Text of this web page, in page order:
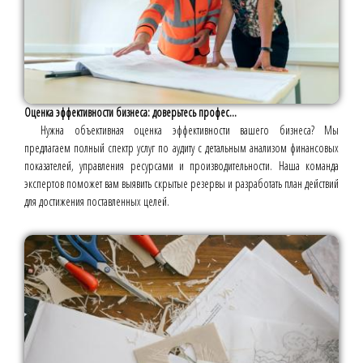
Оценка эффективности бизнеса: доверьтесь профес...
Нужна объективная оценка эффективности вашего бизнеса? Мы
предлагаем полный спектр услуг по аудиту с детальным анализом финансовых
показателей, управления ресурсами и производительности. Наша команда
экспертов поможет вам выявить скрытые резервы и разработать план действий
для достижения поставленных целей.